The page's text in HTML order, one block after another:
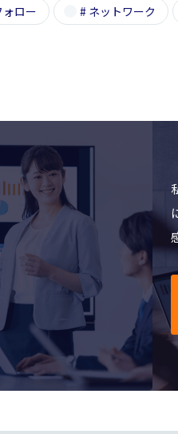
ォロー # ネットワーク